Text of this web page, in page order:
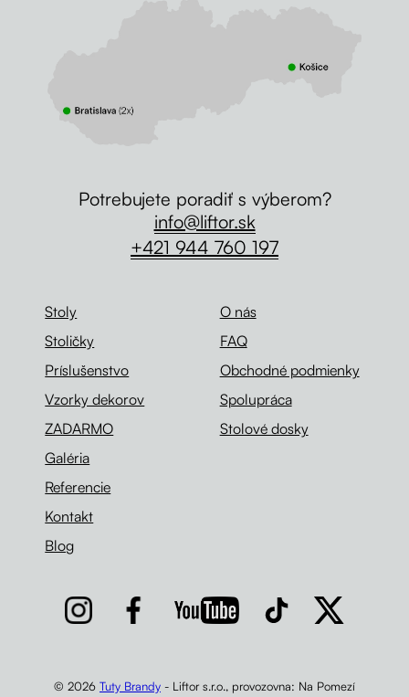
Stoly
Stoličky
Príslušenstvo
Vzorky dekorov
ZADARMO
Galéria
Referencie
Kontakt
Blog
O nás
FAQ
Obchodné podmienky
Spolupráca
Stolové dosky
Potrebujete poradiť s výberom?
info@liftor.sk
+421 944 760 197
© 2026 Tuty Brandy- Liftor s.r.o., provozovna: Na Pomezí